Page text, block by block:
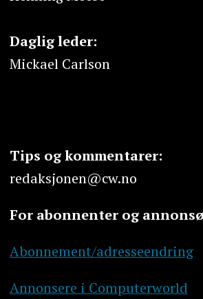
Daglig leder:
Mickael Carlson
Tips og kommentarer:
redaksjonen@cw.no
For abonnenter og
Abonnement/adresseendring
Annonsere i Computerworld